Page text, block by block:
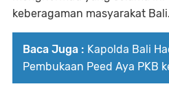
keberagaman masyarakat Bali.
Baca Juga : Kapolda Bali
Pembukaan Peed Aya PKB